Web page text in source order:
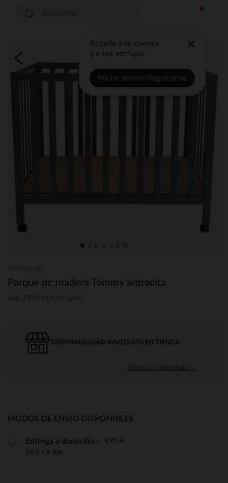
Accede a tu cuenta
y a tus ventajas
Iniciar sesión/Registrarse
Parque de madera Tommy antracita
DISPONIBILIDAD INMEDIATA EN TIENDA
Seleccione una tienda →
MODOS DE ENVÍO DISPONIBLES
Entrega a domicilio 4,95 €
De 5 a 8 días